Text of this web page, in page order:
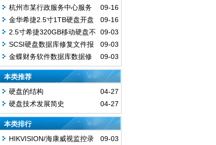
丢失恢复成功
09-16
杭州市某行政服务中心服务
器数据恢复成功
09-16
金华希捷2.5寸1TB硬盘开盘
数据恢复
09-03
2.5寸希捷320GB移动硬盘不
认盘
09-03
SCSI硬盘数据库修复文件报
错
09-03
金蝶财务软件数据库数据修
复
本类推荐
04-27
硬盘的结构
04-27
硬盘技术发展简史
本类排行
09-03
HIKVISION/海康威视监控录